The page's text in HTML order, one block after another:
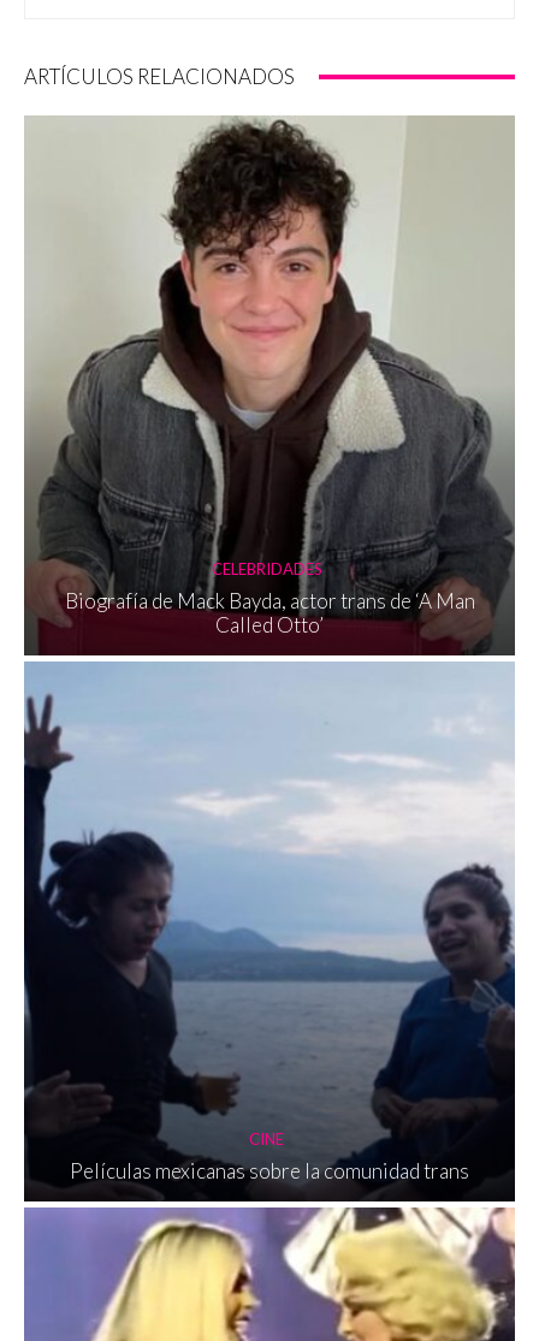
ARTÍCULOS RELACIONADOS
CELEBRIDADES
Biografía de Mack Bayda, actor trans de ‘A Man
Called Otto’
CINE
Películas mexicanas sobre la comunidad trans